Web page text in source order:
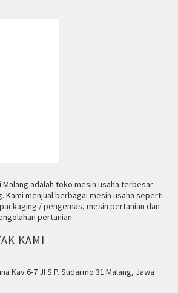
Malang adalah toko mesin usaha terbesar
Kami menjual berbagai mesin usaha seperti
/ pengemas, mesin pertanian dan
pertanian.
KAMI
Kav 6-7 Jl S.P. Sudarmo 31 Malang, Jawa